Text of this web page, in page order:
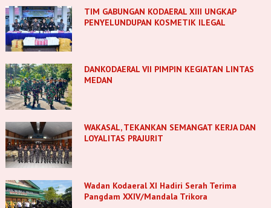
TIM GABUNGAN KODAERAL XIII UNGKAP
PENYELUNDUPAN KOSMETIK ILEGAL
DANKODAERAL VII PIMPIN KEGIATAN LINTAS
MEDAN
WAKASAL, TEKANKAN SEMANGAT KERJA DAN
LOYALITAS PRAJURIT
Wadan Kodaeral XI Hadiri Serah Terima
Pangdam XXIV/Mandala Trikora